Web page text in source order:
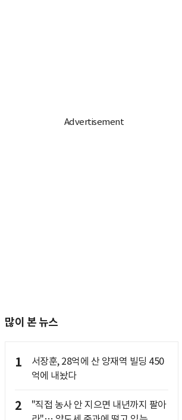
많이 본 뉴스
1
서장훈, 28억에 산 양재역 빌딩 450
억에 내놨다
2
"직접 농사 안 지으면 내년까지 팔아